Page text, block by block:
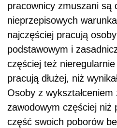
pracownicy zmuszani są
nieprzepisowych
najczęściej pracują
podstawowym i
częściej też
pracują dłużej, niż
Osoby z
zawodowym częściej niż
część swoich poborów